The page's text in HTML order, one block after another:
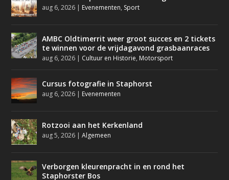
aug 6, 2026 | Evenementen, Sport
AMBC Oldtimerrit weer groot succes en 2 tickets
te winnen voor de vrijdagavond grasbaanraces
aug 6, 2026 | Cultuur en Historie, Motorsport
Cursus fotografie in Staphorst
aug 6, 2026 | Evenementen
Rotzooi aan het Kerkenland
aug 5, 2026 |Algemeen
Verborgen kleurenpracht in en rond het
Staphorster Bos